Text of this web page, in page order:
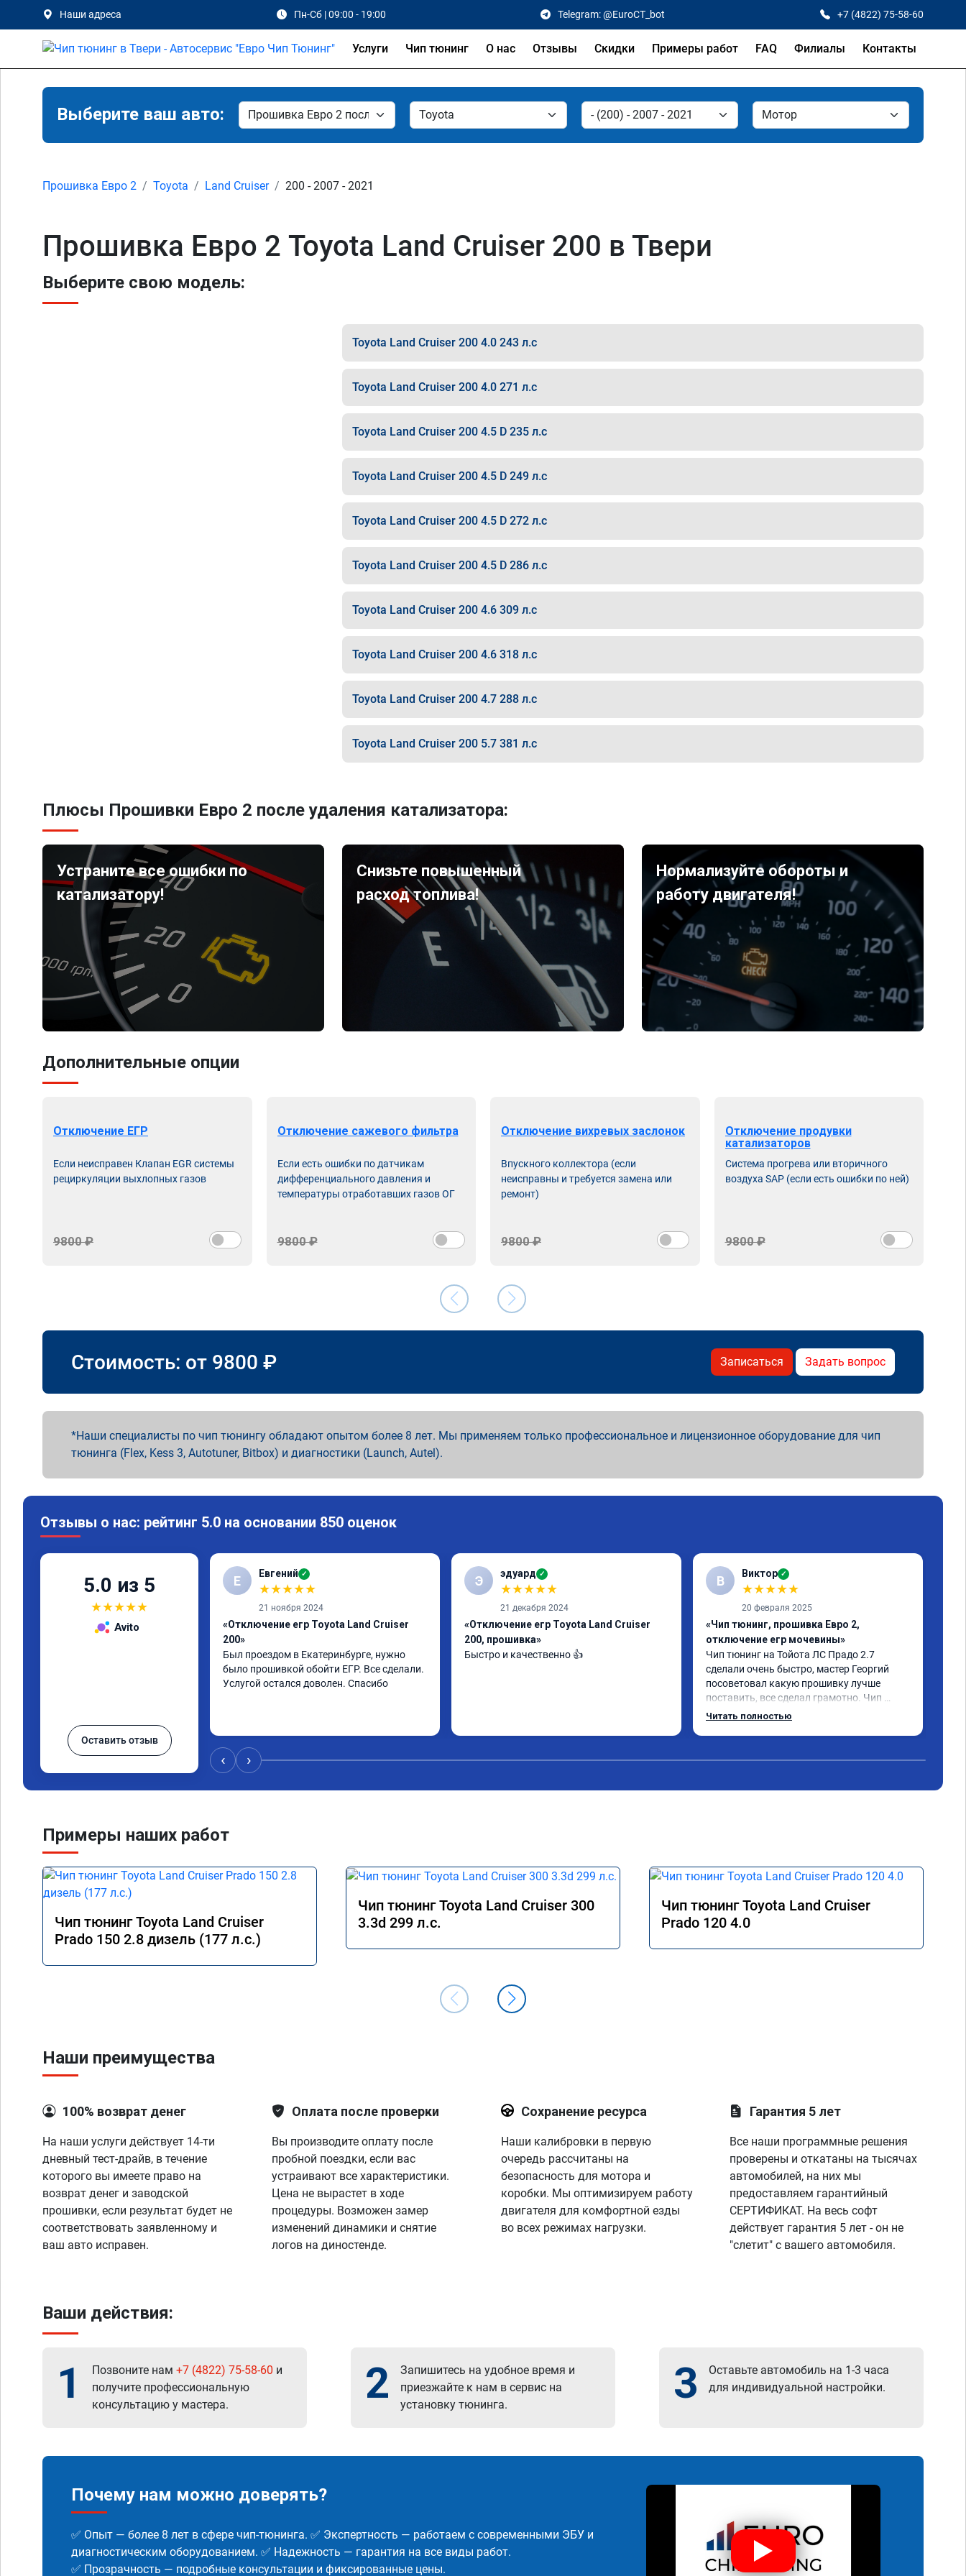
Наши адреса Пн-Сб | 09:00 - 19:00 Telegram: @EuroCT_bot +7 (4822) 75-58-60
Услуги Чип тюнинг О нас Отзывы Скидки Примеры работ FAQ Филиалы Контакты
Выберите ваш авто:
Прошивка Евро 2 Toyota Land Cruiser 200 - 2007 - 2021
Прошивка Евро 2 Toyota Land Cruiser 200 в Твери
Выберите свою модель:
Toyota Land Cruiser 200 4.0 243 л.с
Toyota Land Cruiser 200 4.0 271 л.с
Toyota Land Cruiser 200 4.5 D 235 л.с
Toyota Land Cruiser 200 4.5 D 249 л.с
Toyota Land Cruiser 200 4.5 D 272 л.с
Toyota Land Cruiser 200 4.5 D 286 л.с
Toyota Land Cruiser 200 4.6 309 л.с
Toyota Land Cruiser 200 4.6 318 л.с
Toyota Land Cruiser 200 4.7 288 л.с
Toyota Land Cruiser 200 5.7 381 л.с
Плюсы Прошивки Евро 2 после удаления катализатора:
Устраните все ошибки по
катализатору!
Снизьте повышенный
расход топлива!
Нормализуйте обороты и
работу двигателя!
Дополнительные опции
Отключение ЕГР
Если неисправен Клапан EGR системы
рециркуляции выхлопных газов
9800 ₽
Отключение сажевого фильтра
Если есть ошибки по датчикам
дифференциального давления и
температуры отработавших газов ОГ
9800 ₽
Отключение вихревых заслонок
Впускного коллектора (если
неисправны и требуется замена или
ремонт)
9800 ₽
Отключение продувки
катализаторов
Система прогрева или вторичного
воздуха SAP (если есть ошибки по ней)
9800 ₽
Стоимость: от 9800 ₽ Записаться Задать вопрос
Наши специалисты по чип тюнингу обладают опытом более 8 лет. Мы применяем только профессиональное и лицензионное оборудование для чип
тюнинга (Flex, Kess 3, Autotuner, Bitbox) и диагностики (Launch, Autel).
Отзывы о нас: рейтинг 5.0 на основании 850 оценок
5.0 из 5
★★★★★
Avito
Оставить отзыв
Е Евгений ✓
★★★★★
21 ноября 2024
«Отключение егр Toyota Land Cruiser
200»
Был проездом в Екатеринбурге, нужно
было прошивкой обойти ЕГР. Все сделали.
Услугой остался доволен. Спасибо
Э эдуард ✓
★★★★★
21 декабря 2024
«Отключение егр Toyota Land Cruiser
200, прошивка»
Быстро и качественно 👍
В Виктор ✓
★★★★★
20 февраля 2025
«Чип тюнинг, прошивка Евро 2,
отключение егр мочевины»
Чип тюнинг на Тойота ЛС Прадо 2.7
сделали очень быстро, мастер Георгий
посоветовал какую прошивку лучше
поставить, все сделал грамотно. Чип
тюнингом очень доволен, машина ожила
Читать полностью
‹ ›
Примеры наших работ
Чип тюнинг Toyota Land Cruiser
Prado 150 2.8 дизель (177 л.с.)
Чип тюнинг Toyota Land Cruiser 300
3.3d 299 л.с.
Чип тюнинг Toyota Land Cruiser
Prado 120 4.0
Наши преимущества
100% возврат денег
На наши услуги действует 14-ти
дневный тест-драйв, в течение
которого вы имеете право на
возврат денег и заводской
прошивки, если результат будет не
соответствовать заявленному и
ваш авто исправен.
Оплата после проверки
Вы производите оплату после
пробной поездки, если вас
устраивают все характеристики.
Цена не вырастет в ходе
процедуры. Возможен замер
изменений динамики и снятие
логов на диностенде.
Сохранение ресурса
Наши калибровки в первую
очередь рассчитаны на
безопасность для мотора и
коробки. Мы оптимизируем работу
двигателя для комфортной езды
во всех режимах нагрузки.
Гарантия 5 лет
Все наши программные решения
проверены и откатаны на тысячах
автомобилей, на них мы
предоставляем гарантийный
СЕРТИФИКАТ. На весь софт
действует гарантия 5 лет - он не
"слетит" с вашего автомобиля.
Ваши действия:
1 Позвоните нам +7 (4822) 75-58-60 и
получите профессиональную
консультацию у мастера.
2
Запишитесь на удобное время и
приезжайте к нам в сервис на
установку тюнинга.
3
Оставьте автомобиль на 1-3 часа
для индивидуальной настройки.
Почему нам можно доверять?
✅ Опыт — более 8 лет в сфере чип-тюнинга. ✅ Экспертность — работаем с современными ЭБУ и
диагностическим оборудованием. ✅ Надежность — гарантия на все виды работ.
✅ Прозрачность — подробные консультации и фиксированные цены.